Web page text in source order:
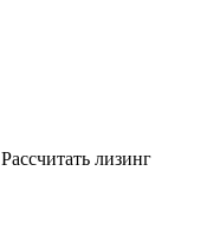
Рассчитать лизинг